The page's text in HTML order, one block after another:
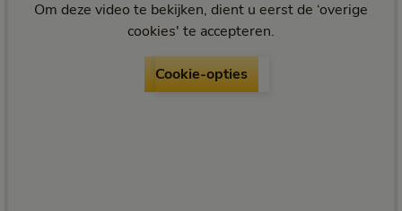
Om deze video te bekijken, dient u eerst de ‘overige
cookies' te accepteren.
Cookie-optiesCookie-opties